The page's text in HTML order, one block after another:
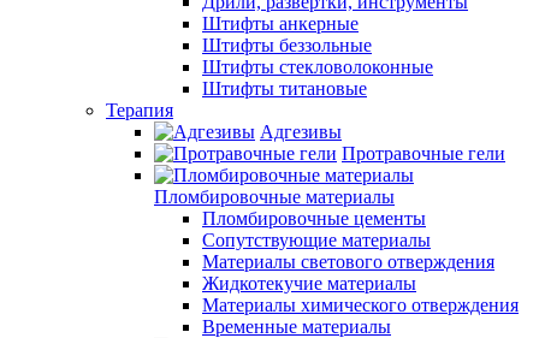
Штифты анкерные
Штифты беззольные
Штифты стекловолоконные
Штифты титановые
Терапия
Адгезивы
Протравочные гели
Пломбировочные материалы
Пломбировочные цементы
Сопутствующие материалы
Материалы светового отверждения
Жидкотекучие материалы
Материалы химического отверждения
Временные материалы